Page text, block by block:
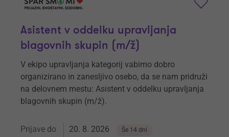
Asistent v oddelku upravljanja
blagovnih skupin (m/ž)
V ekipo upravljanja kategorij vabimo dobro
organizirano in zanesljivo osebo, da se nam pridruži
na delovnem mestu: Asistent v oddelku upravljanja
blagovnih skupin (m/ž).
Prijave do 20. 8. 2026 Še 14 dni